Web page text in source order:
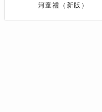
河童禮（新版）